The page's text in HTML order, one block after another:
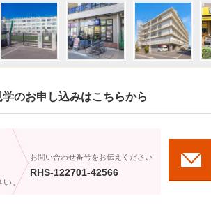
のお申し込みはこちらから
い。
お問い合わせ番号をお伝えください
RHS-122701-42566